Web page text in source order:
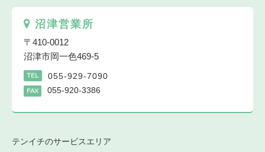
沼津営業所
〒410-0012
沼津市岡一色469-5
TEL 055-929-7090
FAX 055-920-3386
テンイチのサービスエリア